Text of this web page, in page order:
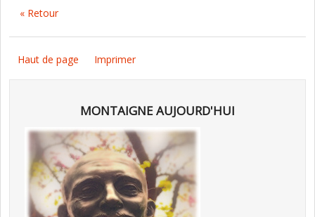
« Retour
Haut de page Imprimer
MONTAIGNE AUJOURD'HUI